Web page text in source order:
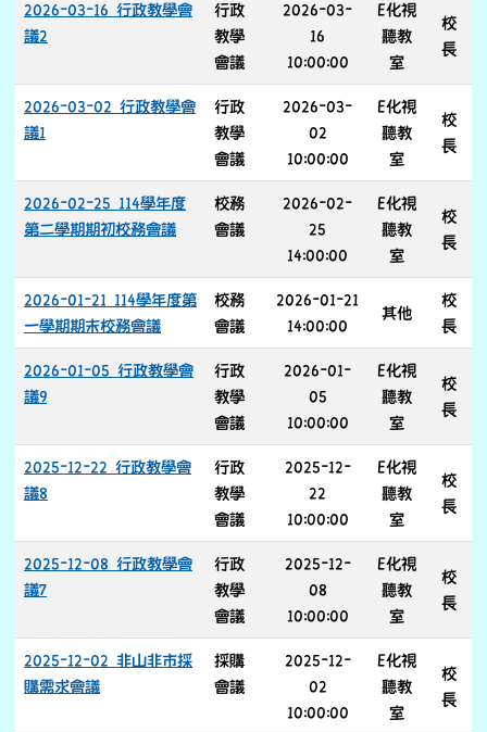
2026-03-16 行政教學會
議2
行政
教學
會議
2026-03-
16
10:00:00
E化視
聽教
室
校
長
2026-03-02 行政教學會
議1
行政
教學
會議
2026-03-
02
10:00:00
E化視
聽教
室
校
長
2026-02-25 114學年度
第二學期期初校務會議
校務
會議
2026-02-
25
14:00:00
E化視
聽教
室
校
長
2026-01-21 114學年度第
一學期期末校務會議
校務
會議
2026-01-21
14:00:00
其他
校
長
2026-01-05 行政教學會
議9
行政
教學
會議
2026-01-
05
10:00:00
E化視
聽教
室
校
長
2025-12-22 行政教學會
議8
行政
教學
會議
2025-12-
22
10:00:00
E化視
聽教
室
校
長
2025-12-08 行政教學會
議7
行政
教學
會議
2025-12-
08
10:00:00
E化視
聽教
室
校
長
2025-12-02 非山非市採
購需求會議
採購
會議
2025-12-
02
10:00:00
E化視
聽教
室
校
長